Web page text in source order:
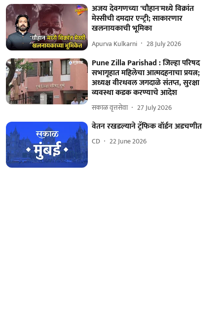
अजय देवगणच्या 'चौहान'मध्ये विक्रांत
मेस्सीची दमदार एन्ट्री; साकारणार
खलनायकाची भूमिका
Apurva Kulkarni 28 July 2026
Pune Zilla Parishad : जिल्हा परिषद
सभागृहात महिलेचा आत्मदहनाचा प्रयत्न;
अध्यक्ष वीरधवल जगदाळे संतप्त, सुरक्षा
व्यवस्था कडक करण्याचे आदेश
सकाळ वृत्तसेवा 27 July 2026
वेतन रखडल्याने ट्रॅफिक वॉर्डन अडचणीत
CD 22 June 2026